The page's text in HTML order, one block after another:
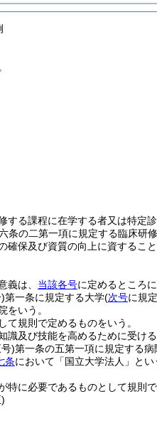
する課程に在学する者又は特
条の二第一項に規定する臨床研
保及び資質の向上に資すること
義は、 当該各号に定めるところに
第一条に規定する大学(次号に規
いう。
規則で定めるものをいう。
及び技能を高めるために受ける
)第一条の五第一項に規定する
条において「国立大学法人」とい
に必要であるものとして規則で